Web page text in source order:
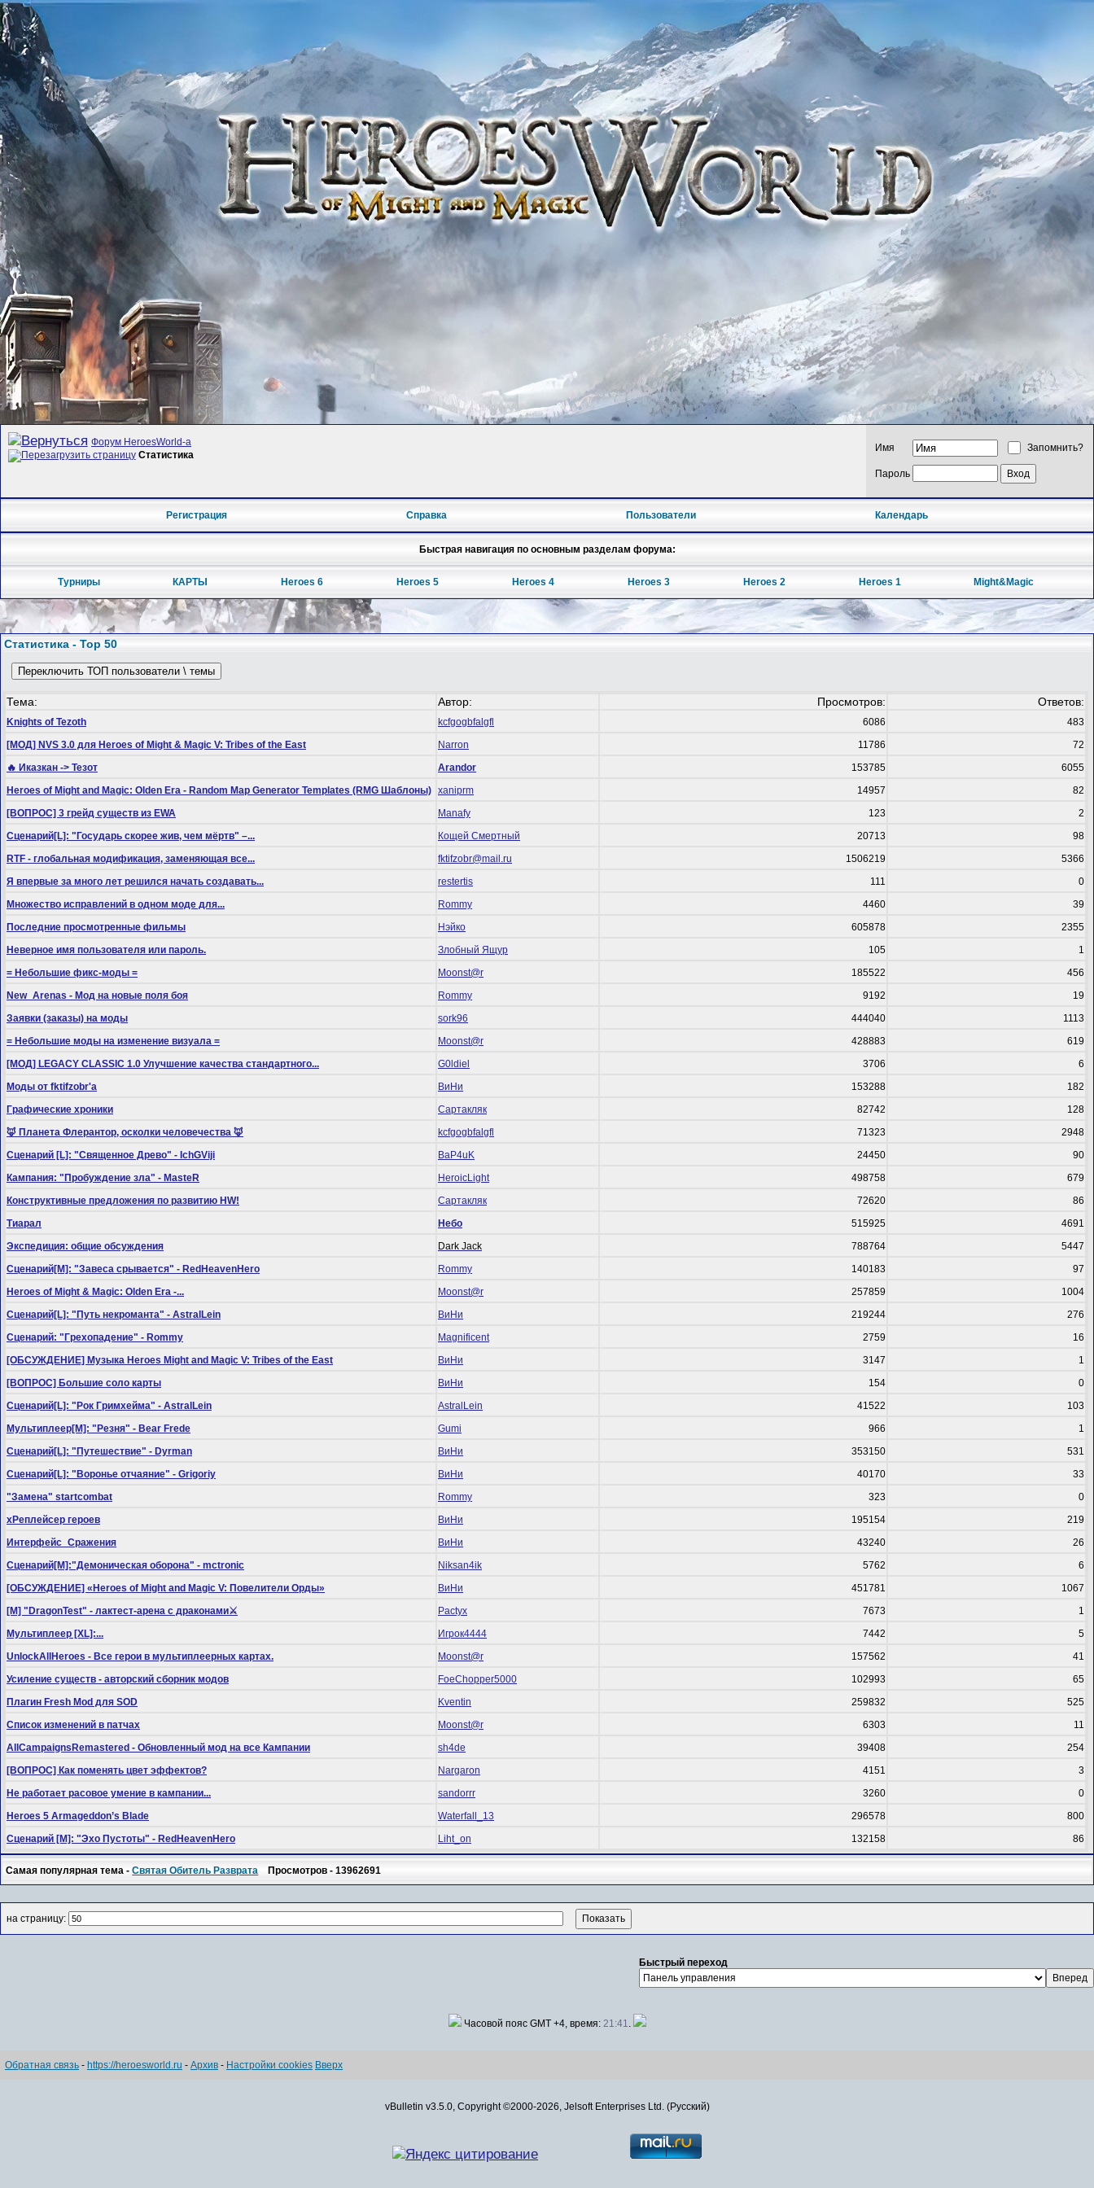
Форум HeroesWorld-а
Статистика
Имя Запомнить?
Пароль
Регистрация Справка Пользователи Календарь
Быстрая навигация по основным разделам форума:
Турниры КАРТЫ Heroes 6 Heroes 5 Heroes 4 Heroes 3 Heroes 2 Heroes 1 Might&Magic
Статистика - Top 50
Переключить ТОП пользователи \ темы
Тема: Автор: Просмотров: Ответов:
Knights of Tezoth kcfgogbfalgfl 6086
483
[МОД] NVS 3.0 для Heroes of Might & Magic V: Tribes of the East
Narron 11786
72
🔥 Иказкан -> Тезот
Arandor 153785
6055
Heroes of Might and Magic: Olden Era - Random Map Generator Templates (RMG Шаблоны) xaniprm 14957
82
[ВОПРОС] 3 грейд существ из EWA
Manafy 123
2
Сценарий[L]: "Государь скорее жив, чем мёртв" –...
Кощей Смертный 20713
98
RTF - глобальная модификация, заменяющая все...
fktifzobr@mail.ru 1506219
5366
Я впервые за много лет решился начать создавать...
restertis 111
0
Множество исправлений в одном моде для...
Rommy 4460
39
Последние просмотренные фильмы
Нэйко 605878
2355
Неверное имя пользователя или пароль.
Злобный Ящур 105
1
= Небольшие фикс-моды =
Mооnst@r 185522
456
New_Arenas - Мод на новые поля боя
Rommy 9192
19
Заявки (заказы) на моды
sork96 444040
1113
= Небольшие моды на изменение визуала =
Mооnst@r 428883
619
[МОД] LEGACY CLASSIC 1.0 Улучшение качества стандартного...
G0ldiel 3706
6
Моды от fktifzobr'а
ВиНи 153288
182
Графические хроники
Сартакляк 82742
128
🦊 Планета Флерантор, осколки человечества 🦊
kcfgogbfalgfl 71323
2948
Сценарий [L]: "Священное Древо" - IchGViji
BaP4uK 24450
90
Кампания: "Пробуждение зла" - MasteR
HeroicLight 498758
679
Конструктивные предложения по развитию HW!
Сартакляк 72620
86
Тиарал
Небо 515925
4691
Экспедиция: общие обсуждения
Dark Jack 788764
5447
Сценарий[M]: "Завеса срывается" - RedHeavenHero
Rommy 140183
97
Heroes of Might & Magic: Olden Era -...
Mооnst@r 257859
1004
Сценарий[L]: "Путь некроманта" - AstralLein
ВиНи 219244
276
Сценарий: "Грехопадение" - Rommy
Magnificent 2759
16
[ОБСУЖДЕНИЕ] Музыка Heroes Might and Magic V: Tribes of the East
ВиНи 3147
1
[ВОПРОС] Большие соло карты
ВиНи 154
0
Сценарий[L]: "Рок Гримхейма" - AstralLein
AstralLein 41522
103
Мультиплеер[M]: "Резня" - Bear Frede
Gumi 966
1
Сценарий[L]: "Путешествие" - Dyrman
ВиНи 353150
531
Сценарий[L]: "Воронье отчаяние" - Grigoriy
ВиНи 40170
33
"Замена" startcombat
Rommy 323
0
xРеплейсер героев
ВиНи 195154
219
Интерфейс_Сражения
ВиНи 43240
26
Сценарий[M]:"Демоническая оборона" - mctronic
Niksan4ik 5762
6
[ОБСУЖДЕНИЕ] «Heroes of Might and Magic V: Повелители Орды»
ВиНи 451781
1067
[M] "DragonTest" - лактест-арена с драконами⚔
Pactyx 7673
1
Мультиплеер [XL]:...
Игрок4444 7442
5
UnlockAllHeroes - Все герои в мультиплеерных картах.
Mооnst@r 157562
41
Усиление существ - авторский сборник модов
FoeChopper5000 102993
65
Плагин Fresh Mod для SOD
Kventin 259832
525
Список изменений в патчах
Mооnst@r 6303
11
AllCampaignsRemastered - Обновленный мод на все Кампании
sh4de 39408
254
[ВОПРОС] Как поменять цвет эффектов?
Nargaron 4151
3
Не работает расовое умение в кампании...
sandorrr 3260
0
Heroes 5 Armageddon’s Blade
Waterfall_13 296578
800
Сценарий [M]: "Эхо Пустоты" - RedHeavenHero
Liht_on 132158 86
Самая популярная тема -Святая Обитель Разврата Просмотров - 13962691
на страницу:
Быстрый переход
Часовой пояс GMT +4, время: 21:41
Обратная связь - https://heroesworld.ru - Архив - Настройки cookies Вверх
vBulletin v3.5.0, Copyright ©2000-2026, Jelsoft Enterprises Ltd. (Русский)